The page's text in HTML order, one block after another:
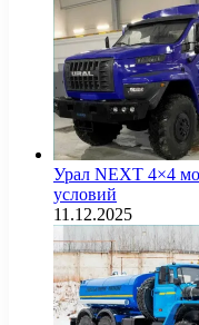
Урал NEXT 4×4
условий
11.12.2025